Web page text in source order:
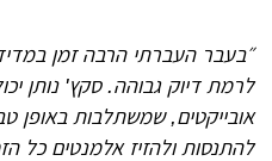
״בעבר העברתי הרבה זמן
לרמת דיוק גבוהה. סקץ' נותן
אובייקטים, שמשתלבות באופן
להתנסות ולהזיז אלמנטים כל